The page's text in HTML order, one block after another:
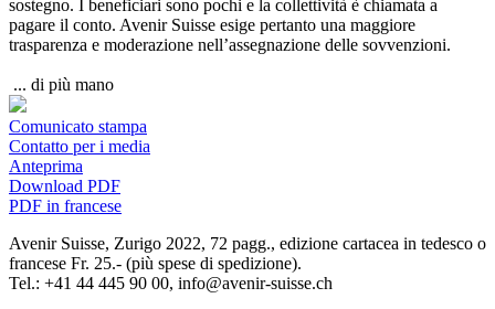
sostegno. I beneficiari sono pochi e la collettività è chiamata a
pagare il conto. Avenir Suisse esige pertanto una maggiore
trasparenza e moderazione nell’assegnazione delle sovvenzioni.
... di più mano
Comunicato stampa
Contatto per i media
Anteprima
Download PDF
PDF in francese
Avenir Suisse, Zurigo 2022, 72 pagg., edizione cartacea in tedesco o
francese Fr. 25.- (più spese di spedizione).
Tel.: +41 44 445 90 00, info@avenir-suisse.ch